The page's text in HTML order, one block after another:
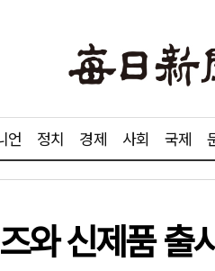
언 정치 경제 사회 국제
와 신제품 출